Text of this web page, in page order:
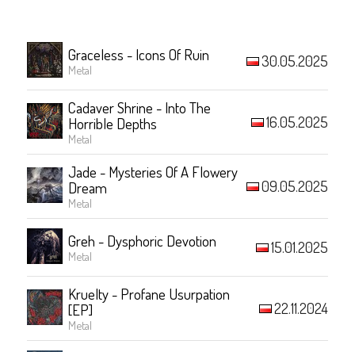
Graceless - Icons Of Ruin
Metal 30.05.2025
Cadaver Shrine - Into The
Horrible Depths
Metal
16.05.2025
Jade - Mysteries Of A Flowery
Dream
Metal
09.05.2025
Greh - Dysphoric Devotion
Metal 15.01.2025
Kruelty - Profane Usurpation
[EP]
Metal
22.11.2024